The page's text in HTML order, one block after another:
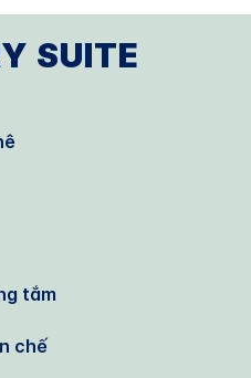
SUITE
tắm
chế